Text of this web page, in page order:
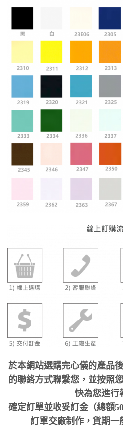
於本網站選購完心儀的產品
的聯絡方式聯繫您，並按照
快為您進行
確定訂單並收妥訂金（總額
訂單交廠制作，貨期一